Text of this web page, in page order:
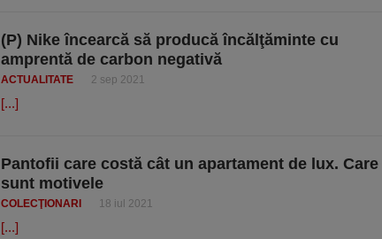
(P) Nike încearcă să producă încălţăminte cu
amprentă de carbon negativă
ACTUALITATE 2 sep 2021
[...]
Pantofii care costă cât un apartament de lux. Care
sunt motivele
COLECŢIONARI 18 iul 2021
[...]